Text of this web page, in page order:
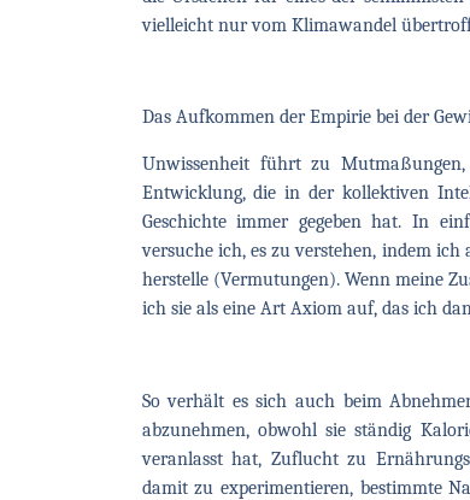
vielleicht nur vom Klimawandel
Das Aufkommen der Empirie bei der
Unwissenheit führt zu
Entwicklung, die in der kollektiven
Geschichte immer gegeben hat. In
versuche ich, es zu verstehen, indem
herstelle (Vermutungen). Wenn meine
ich sie als eine Art Axiom auf, das ich
So verhält es sich auch beim
abzunehmen, obwohl sie ständig
veranlasst hat, Zuflucht zu
damit zu experimentieren, bestimmte